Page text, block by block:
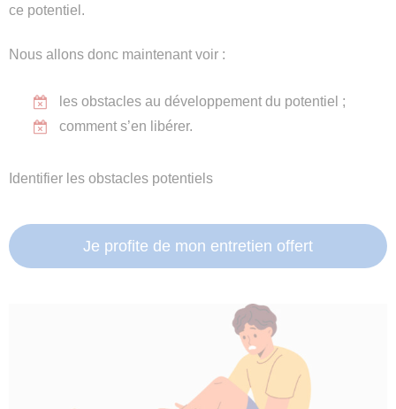
ce potentiel.
Nous allons donc maintenant voir :
les obstacles au développement du potentiel ;
comment s’en libérer.
Identifier les obstacles potentiels
Je profite de mon entretien offert